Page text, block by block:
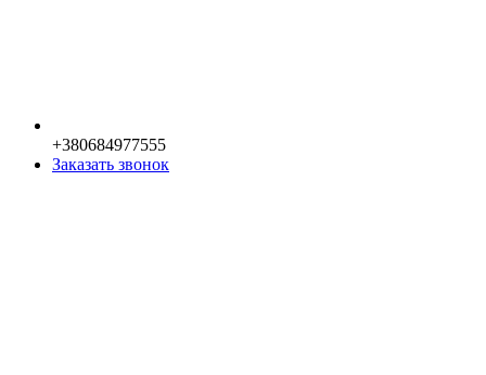
+380684977555
Заказать звонок